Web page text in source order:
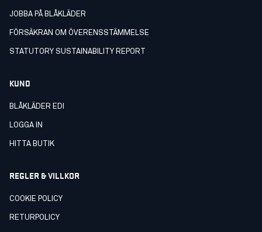
JOBBA PÅ BLÅKLÄDER
FÖRSÄKRAN OM ÖVERENSSTÄMMELSE
STATUTORY SUSTAINABILITY REPORT
KUND
BLÅKLÄDER EDI
LOGGA IN
HITTA BUTIK
REGLER & VILLKOR
COOKIE POLICY
RETURPOLICY